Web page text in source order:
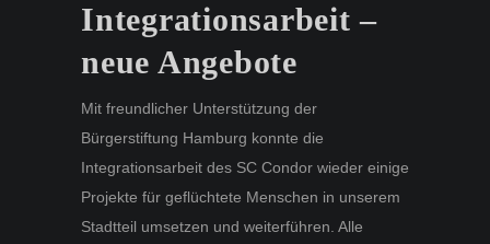
Integrationsarbeit –
neue Angebote
Mit freundlicher Unterstützung der
Bürgerstiftung Hamburg konnte die
Integrationsarbeit des SC Condor wieder einige
Projekte für geflüchtete Menschen in unserem
Stadtteil umsetzen und weiterführen. Alle